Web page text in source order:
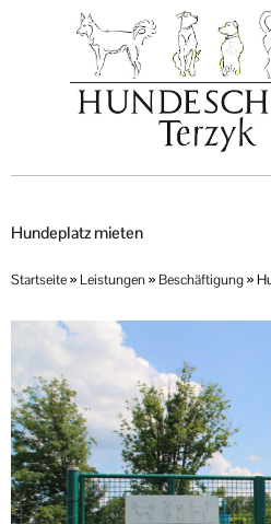
Hundeplatz mieten
Startseite» Leistungen» Beschäftigung»